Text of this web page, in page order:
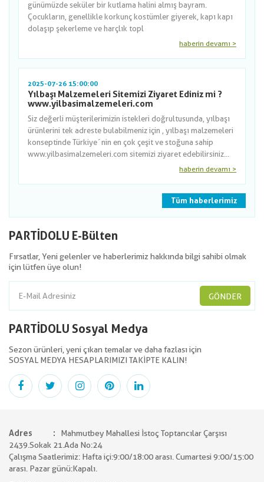
günümüzde seküler bir kutlama halini almış bayram.
Çocukların, genellikle korkunç kostümler giyerek, kapı kapı
dolaşıp şekerleme ve harçlık topl
haberin devamı >
2025-07-26 15:00:00
Yılbaşı Malzemeleri Sitemizi Ziyaret Ediniz mi ?
www.yilbasimalzemeleri.com
Siz değerli müşterilerimizin istekleri doğrultusunda, yılbaşı
ürünlerini tek adreste bulabilmeniz için , yılbaşı malzemeleri
konseptinde Türkiye´nin en çok çeşit ve stoğuna sahip
www.yilbasimalzemeleri.com sitemizi ziyaret edebilirsiniz...
haberin devamı >
Tüm haberlerimiz
PARTİDOLU E-Bülten
Fırsatlar, Yeni gelenler ve haberlerimiz hakkında bilgi sahibi olmak
için lütfen üye olun!
GÖNDER
PARTİDOLU Sosyal Medya
Sezon ürünleri, yeni çıkan temalar ve daha fazlası için
SOSYAL MEDYA HESAPLARIMIZI TAKİPTE KALIN!
Adres
Mahmutbey Mahallesi İstoç Toptancılar Çarşısı
2439.Sokak 21.Ada No:24
Çalışma Saatlerimiz: Hafta içi:9:00/18:00 arası. Cumartesi 9:00/15:00
arası. Pazar günü:Kapalı.